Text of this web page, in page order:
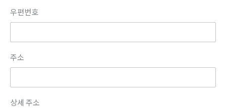
우편번호
주소
상세 주소